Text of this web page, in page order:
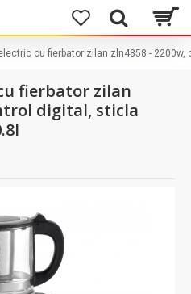
cu fierbator zilan zln4858 -
fierbator zilan
digital, sticla